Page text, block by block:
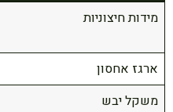
מידות חיצוניות
ארגז אחסון
משקל יבש